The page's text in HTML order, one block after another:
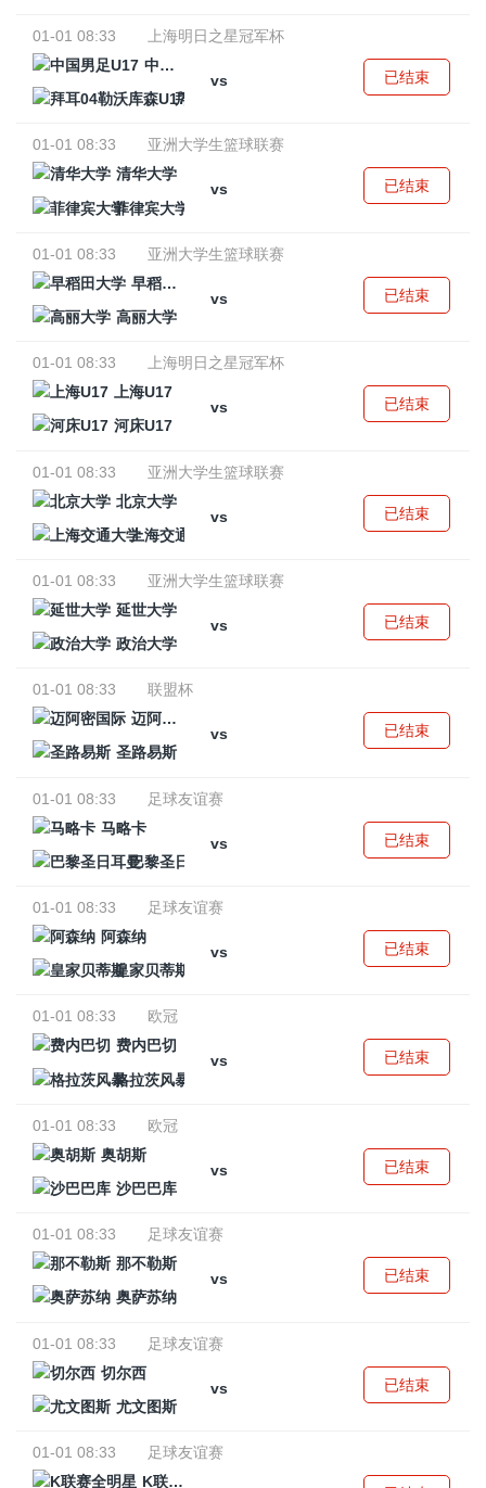
01-01 08:33
上海明日之星冠军杯
中国男足U17
vs
拜耳04勒沃库森U17
已结束
01-01 08:33
亚洲大学生篮球联赛
清华大学
vs
菲律宾大学
已结束
01-01 08:33
亚洲大学生篮球联赛
早稻田大学
vs
高丽大学
已结束
01-01 08:33
上海明日之星冠军杯
上海U17
vs
河床U17
已结束
01-01 08:33
亚洲大学生篮球联赛
北京大学
vs
上海交通大学
已结束
01-01 08:33
亚洲大学生篮球联赛
延世大学
vs
政治大学
已结束
01-01 08:33
联盟杯
迈阿密国际
vs
圣路易斯
已结束
01-01 08:33
足球友谊赛
马略卡
vs
巴黎圣日耳曼
已结束
01-01 08:33
足球友谊赛
阿森纳
vs
皇家贝蒂斯
已结束
01-01 08:33
欧冠
费内巴切
vs
格拉茨风暴
已结束
01-01 08:33
欧冠
奥胡斯
vs
沙巴巴库
已结束
01-01 08:33
足球友谊赛
那不勒斯
vs
奥萨苏纳
已结束
01-01 08:33
足球友谊赛
切尔西
vs
尤文图斯
已结束
01-01 08:33
足球友谊赛
K联赛全明星